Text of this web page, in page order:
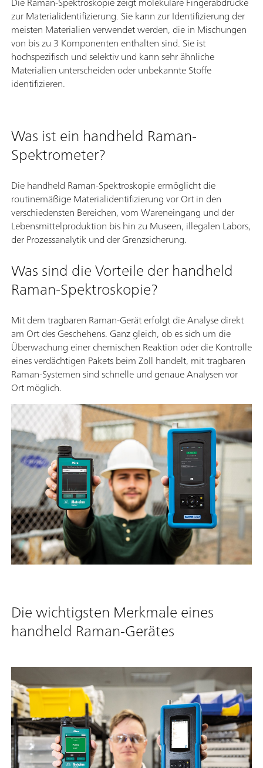
zur Materialidentifizierung. Sie kann zur Identifizierung der
meisten Materialien verwendet werden, die in Mischungen
von bis zu 3 Komponenten enthalten sind. Sie ist
hochspezifisch und selektiv und kann sehr ähnliche
Materialien unterscheiden oder unbekannte Stoffe
identifizieren.
Was ist ein handheld Raman-
Spektrometer?
Die handheld Raman-Spektroskopie ermöglicht die
routinemäßige Materialidentifizierung vor Ort in den
verschiedensten Bereichen, vom Wareneingang und der
Lebensmittelproduktion bis hin zu Museen, illegalen Labors,
der Prozessanalytik und der Grenzsicherung.
Was sind die Vorteile der handheld
Raman-Spektroskopie?
Mit dem tragbaren Raman-Gerät erfolgt die Analyse direkt
am Ort des Geschehens. Ganz gleich, ob es sich um die
Überwachung einer chemischen Reaktion oder die Kontrolle
eines verdächtigen Pakets beim Zoll handelt, mit tragbaren
Raman-Systemen sind schnelle und genaue Analysen vor
Ort möglich.
Die wichtigsten Merkmale eines
handheld Raman-Gerätes